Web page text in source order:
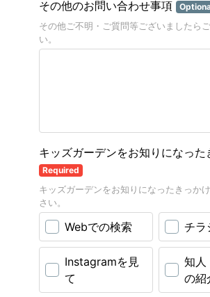
その他のお問い合わせ事項
その他ご不明・ご質問等ございましたら
い。
キッズガーデンをお知りになった
Required
キッズガーデンをお知りになったきっか
さい。
Webでの検索 チラ
Instagramを見
て
知人
の紹